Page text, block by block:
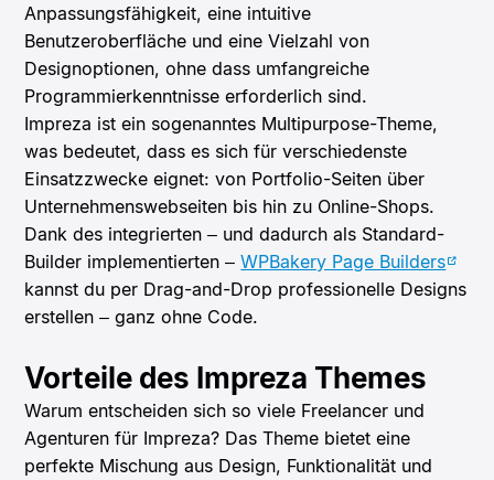
Anpassungsfähigkeit, eine intuitive
Benutzeroberfläche und eine Vielzahl von
Designoptionen, ohne dass umfangreiche
Programmierkenntnisse erforderlich sind.
Impreza ist ein sogenanntes Multipurpose-Theme,
was bedeutet, dass es sich für verschiedenste
Einsatzzwecke eignet: von Portfolio-Seiten über
Unternehmenswebseiten bis hin zu Online-Shops.
Dank des integrierten – und dadurch als Standard-
Builder implementierten –WPBakery Page Builders
kannst du per Drag-and-Drop professionelle Designs
erstellen – ganz ohne Code.
Vorteile des Impreza Themes
Warum entscheiden sich so viele Freelancer und
Agenturen für Impreza? Das Theme bietet eine
perfekte Mischung aus Design, Funktionalität und